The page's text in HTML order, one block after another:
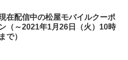
在配信中の松屋モバイルクーポ
ン（～2021年1月26日（火）10時
まで）